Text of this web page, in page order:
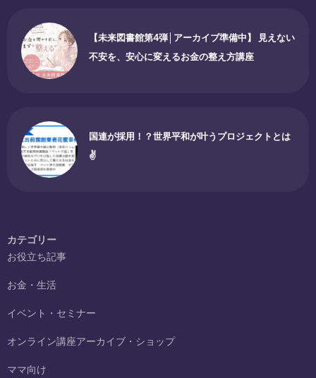
【未来図書館第4弾│アーカイブ準備中】 見えない
不安を、安心に変えるお金の整え方講座
国連が採用！？世界平和が叶うプロジェクトとは
✌
カテゴリー
お役立ち記事
お金・生活
イベント・セミナー
オンライン講座アーカイブ・ショップ
ママ向け